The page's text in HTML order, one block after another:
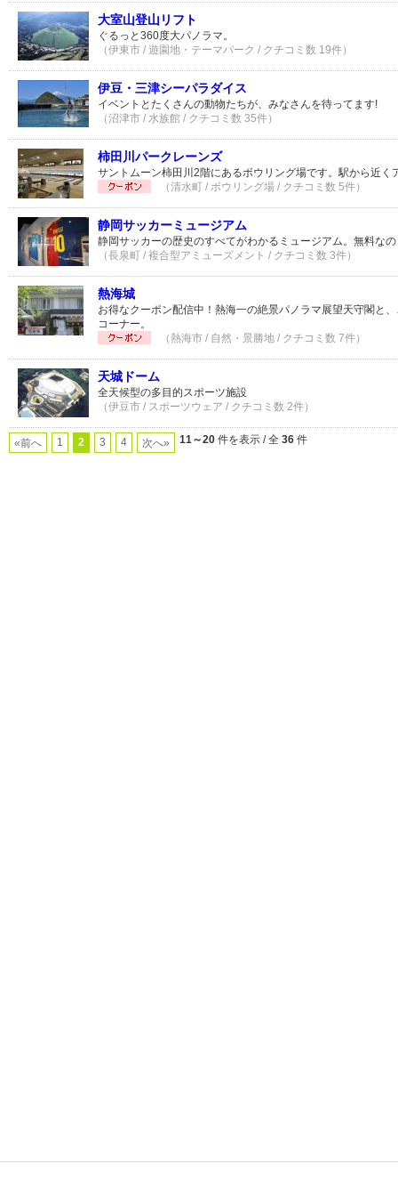
大室山登山リフト
ぐるっと360度大パノラマ。
（伊東市 / 遊園地・テーマパーク / クチコミ数 19件）
伊豆・三津シーパラダイス
イベントとたくさんの動物たちが、みなさんを待ってます!
（沼津市 / 水族館 / クチコミ数 35件）
柿田川パークレーンズ
サントムーン柿田川2階にあるボウリング場です。駅から近く
（清水町 / ボウリング場 / クチコミ数 5件）
静岡サッカーミュージアム
静岡サッカーの歴史のすべてがわかるミュージアム。無料な
（長泉町 / 複合型アミューズメント / クチコミ数 3件）
熱海城
お得なクーポン配信中！熱海一の絶景パノラマ展望天守閣と
コーナー。
（熱海市 / 自然・景勝地 / クチコミ数 7件）
天城ドーム
全天候型の多目的スポーツ施設
（伊豆市 / スポーツウェア / クチコミ数 2件）
«前へ 1 2 3 4 次へ» 11～20 件を表示 / 全 36 件